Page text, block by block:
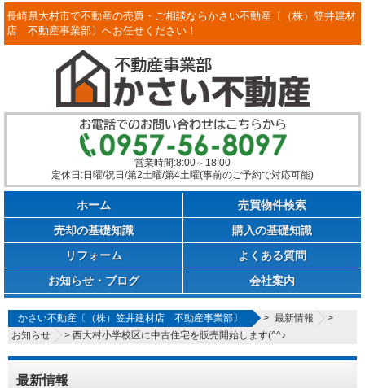
長崎県大村市で不動産の売買・ご相談ならかさい不動産〔（株）笠井建材
店 不動産事業部〕へお任せください！
営業時間:8:00～18:00
定休日:日曜/祝日/第2土曜/第4土曜(事前のご予約で対応可能)
ホーム
売買物件検索
売却の基礎知識
購入の基礎知識
リフォーム
よくある質問
お知らせ・ブログ
会社案内
かさい不動産〔（株）笠井建材店 不動産事業部〕 > 最新情報
>
お知らせ
> 西大村小学校区に中古住宅を販売開始します(^^♪
最新情報